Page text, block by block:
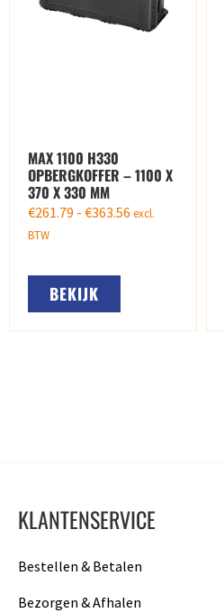
MAX 1100 H330
OPBERGKOFFER – 1100 X
370 X 330 MM
€261.79 - €363.56 excl.
BTW
BEKIJK
KLANTENSERVICE
Bestellen & Betalen
Bezorgen & Afhalen